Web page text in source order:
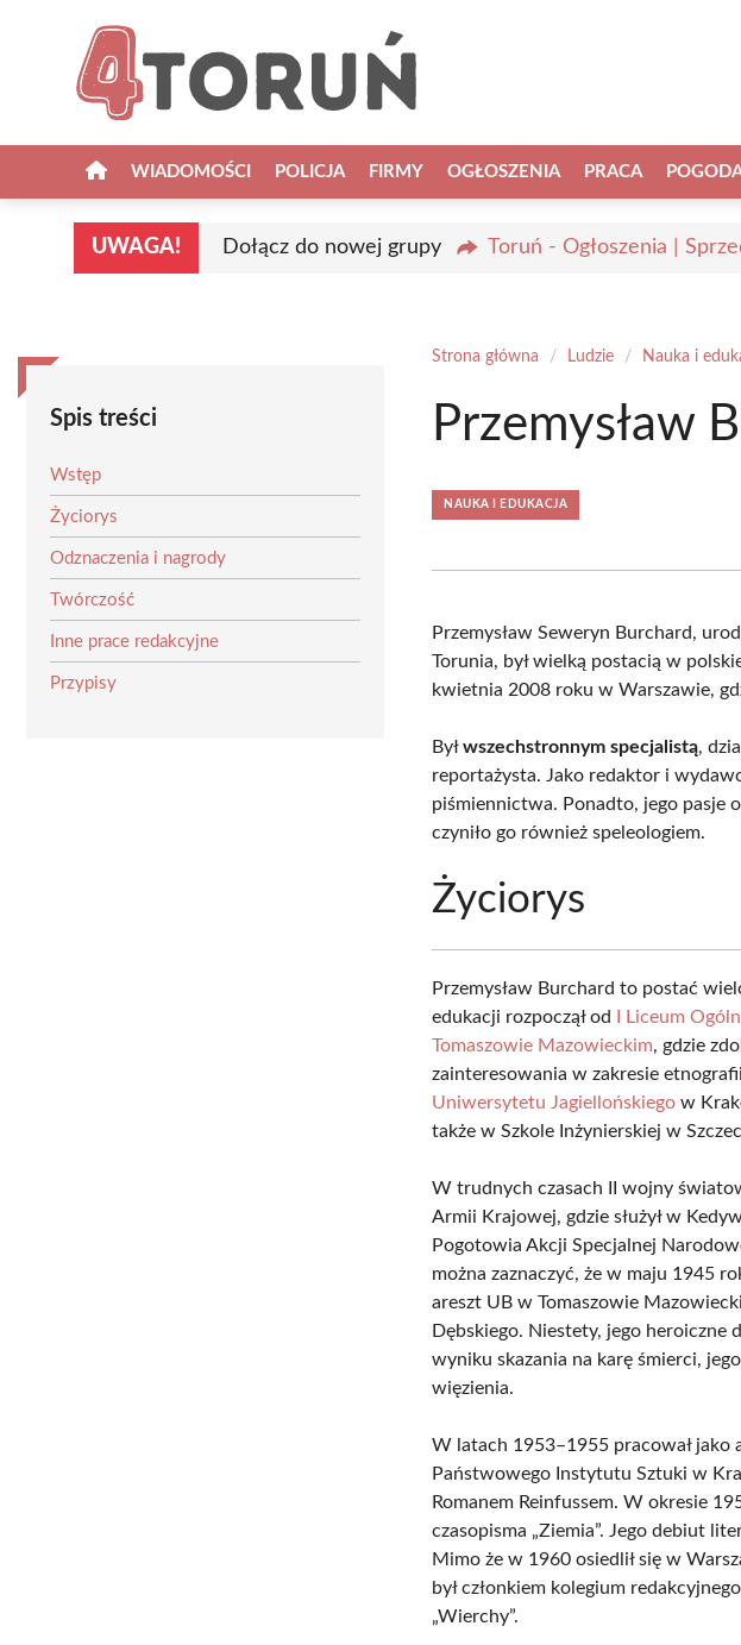
WIADOMOŚCI POLICJA FIRMY OGŁOSZENIA PRACA
UWAGA! Dołącz do nowej grupy Toruń - Ogłoszenia |
Spis treści
Wstęp
Życiorys
Odznaczenia i nagrody
Twórczość
Inne prace redakcyjne
Przypisy
Strona główna / Ludzie / Nauka i
Przemysław
NAUKA I EDUKACJA
Przemysław Seweryn Burchard,
Torunia, był wielką postacią w
kwietnia 2008 roku w Warszawie,
Byłwszechstronnym specjalistą,
reportażysta. Jako redaktor i
piśmiennictwa. Ponadto, jego pasje
czyniło go również speleologiem.
Życiorys
Przemysław Burchard to postać
edukacji rozpoczął od I Liceum
Tomaszowie Mazowieckim, gdzie
zainteresowania w zakresie
Uniwersytetu Jagiellońskiego w
także w Szkole Inżynierskiej w
W trudnych czasach II wojny
Armii Krajowej, gdzie służył w
Pogotowia Akcji Specjalnej
można zaznaczyć, że w maju 1945
areszt UB w Tomaszowie
Dębskiego. Niestety, jego heroiczne
wyniku skazania na karę śmierci,
więzienia.
W latach 1953–1955 pracował jako
Państwowego Instytutu Sztuki w
Romanem Reinfussem. W okresie
czasopisma „Ziemia”. Jego debiut
Mimo że w 1960 osiedlił się w
był członkiem kolegium
„Wierchy”.